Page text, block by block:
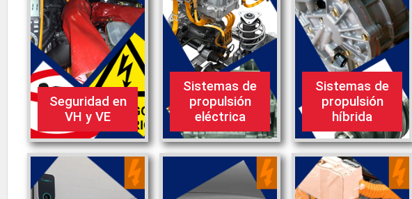
Seguridad en
VH y VE
Sistemas de
propulsión
eléctrica
Sistemas de
propulsión
híbrida